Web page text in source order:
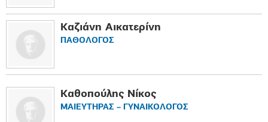
Καζιάνη Αικατερίνη
ΠΑΘΟΛΟΓΟΣ
Καθοπούλης Νίκος
ΜΑΙΕΥΤΗΡΑΣ – ΓΥΝΑΙΚΟΛΟΓΟΣ